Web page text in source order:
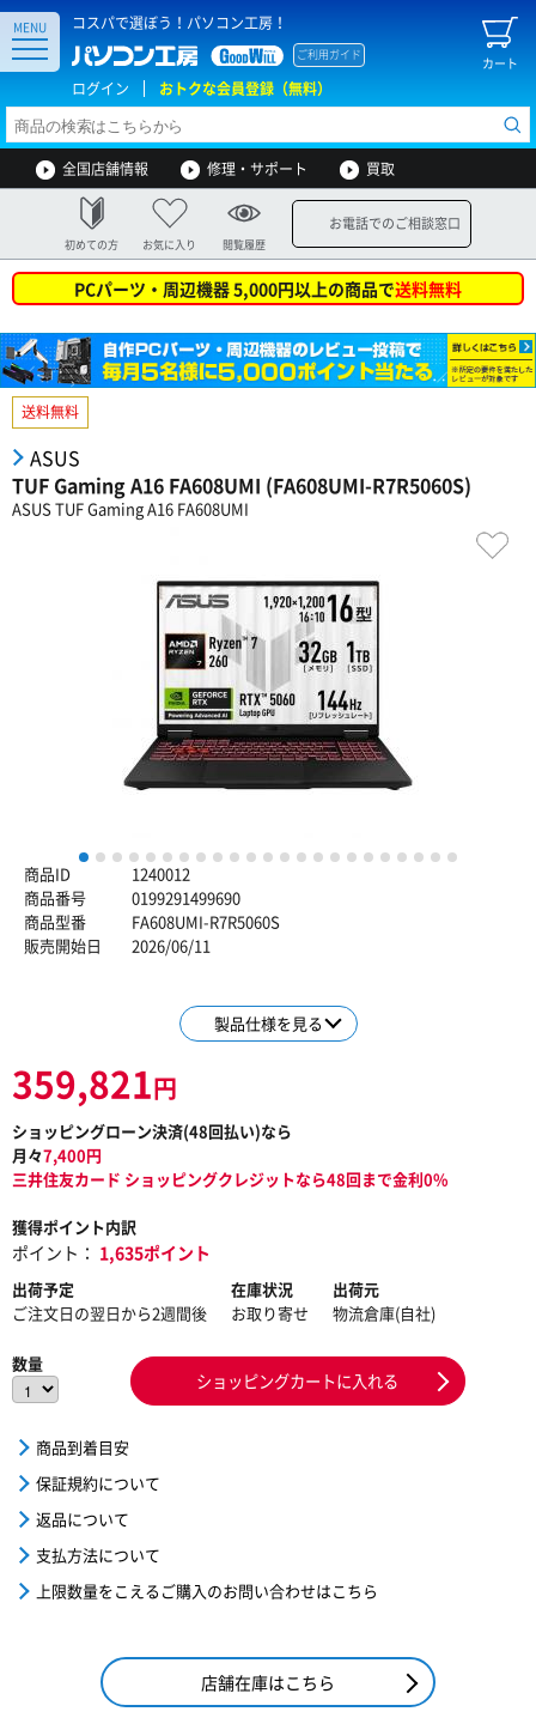
コスパで選ぼう！パソコン工房！
カート
ご利用ガイド
ログイン おトクな会員登録（無料）
MENU
全国店舗情報 修理・サポート 買取
初めての方 お気に入り 閲覧履歴
お電話でのご相談窓口
PCパーツ・周辺機器 5,000円以上の商品で送料無料
送料無料
ASUS
TUF Gaming A16 FA608UMI (FA608UMI-R7R5060S)
ASUS TUF Gaming A16 FA608UMI
1 2 3 4 5 6 7 8 9 10 11 12 13 14 15 16 17 18 19 20 21 22
商品ID
1240012
商品番号
0199291499690
商品型番
FA608UMI-R7R5060S
販売開始日
2026/06/11
製品仕様を見る
359,821円
ショッピングローン決済(48回払い)なら
月々7,400円
三井住友カード ショッピングクレジットなら48回まで金利0%
獲得ポイント内訳
ポイント： 1,635ポイント
出荷予定
ご注文日の翌日から2週間後
在庫状況
お取り寄せ
出荷元
物流倉庫(自社)
数量
ショッピングカートに入れる
商品到着目安
保証規約について
返品について
支払方法について
上限数量をこえるご購入のお問い合わせはこちら
店舗在庫はこちら